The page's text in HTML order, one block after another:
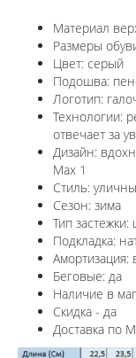
Материал
Размеры
Цвет: серый
Подошва:
Логотип:
Технологии:
отвечает за
Дизайн:
Max 1
Стиль:
Сезон: зима
Тип
Подкладка:
Амортизация:
Беговые: да
Наличие в
Скидка - да
Доставка по